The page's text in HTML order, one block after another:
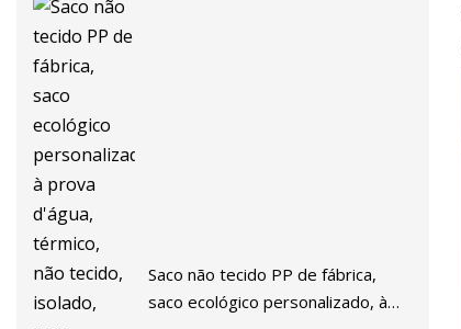
Saco não tecido PP de fábrica,
saco ecológico personalizado, à